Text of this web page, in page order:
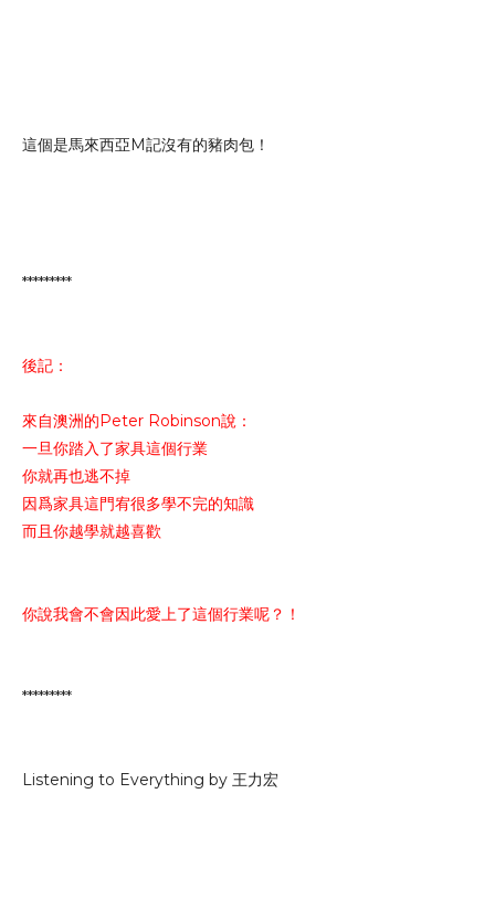
這個是馬來西亞M記沒有的豬肉包！
*********
後記：
來自澳洲的Peter Robinson說：
一旦你踏入了家具這個行業
你就再也逃不掉
因爲家具這門宥很多學不完的知識
而且你越學就越喜歡
你說我會不會因此愛上了這個行業呢？！
*********
Listening to Everything by 王力宏